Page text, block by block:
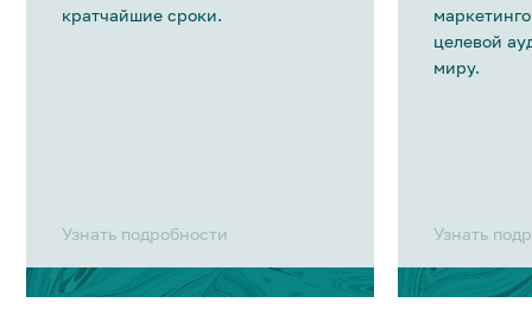
кратчайшие сроки.
Узнать подробности
целевой
миру.
Узнать